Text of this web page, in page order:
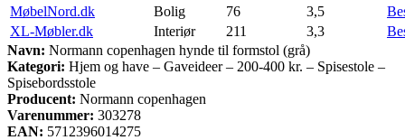
MøbelNord.dk
Bolig 76 3,5
XL-Møbler.dk
Interiør 211 3,3
Navn: Normann copenhagen hynde til formstol (grå)
Kategori: Hjem og have – Gaveideer – 200-400 kr. – Spisestole –
Spisebordsstole
Producent: Normann copenhagen
Varenummer: 303278
EAN: 5712396014275